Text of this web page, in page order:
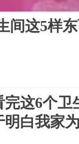
间这5样
完这6个卫
明白我家